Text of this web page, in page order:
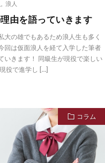
浪人
由を語っていきます
大の雄でもあるため浪人生も多く
回は仮面浪人を経て入学した筆者
いきます！ 同級生が現役で楽しい
役で進学し […]
コラム